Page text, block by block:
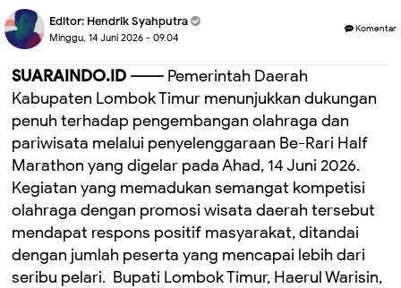
Editor: Hendrik Syahputra
Minggu, 14 Juni 2026 - 09.04
Komentar
SUARAINDO.ID ------ Pemerintah Daerah
Kabupaten Lombok Timur menunjukkan dukungan
penuh terhadap pengembangan olahraga dan
pariwisata melalui penyelenggaraan Be-Rari Half
Marathon yang digelar pada Ahad, 14 Juni 2026. ‎
‎Kegiatan yang memadukan semangat kompetisi
olahraga dengan promosi wisata daerah tersebut
mendapat respons positif masyarakat, ditandai
dengan jumlah peserta yang mencapai lebih dari
seribu pelari. ‎ ‎Bupati Lombok Timur, Haerul Warisin,